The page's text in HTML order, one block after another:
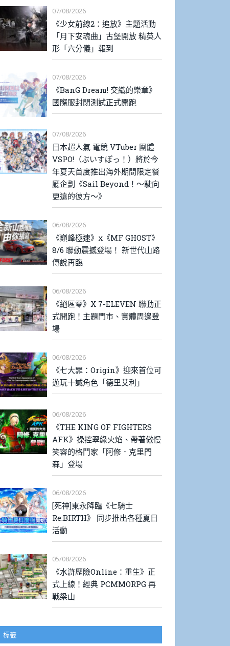
07/08/2026
《少女前線2：追放》主題活動
「月下安魂曲」古堡開放 精英人
形「六分儀」報到
07/08/2026
《BanG Dream! 交織的樂章》
國際服封閉測試正式開跑
07/08/2026
日本超人氣 電競 VTuber 團體
VSPO!（ぶいすぽっ！）將於今
年夏天首度推出海外期間限定餐
廳企劃《Sail Beyond！～駛向
更遠的彼方～》
06/08/2026
《巔峰極速》x《MF GHOST》
8/6 聯動震撼登場！ 新世代山路
傳說再臨
06/08/2026
《絕區零》X 7-ELEVEN 聯動正
式開跑！主題門市、實體周邊登
場
06/08/2026
《七大罪：Origin》迎來首位可
遊玩十誡角色「德里艾利」
06/08/2026
《THE KING OF FIGHTERS
AFK》操控翠綠火焰、帶著傲慢
笑容的格鬥家「阿修．克里門
森」登場
06/08/2026
[死神]東永降臨《七騎士
Re:BIRTH》 同步推出各種夏日
活動
05/08/2026
《水滸歷險Online：重生》正
式上線！經典 PCMMORPG 再
戰梁山
標籤